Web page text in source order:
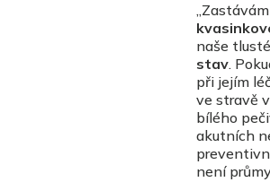
naše
stav.
při jejím
ve stravě
bílého
akutních
není